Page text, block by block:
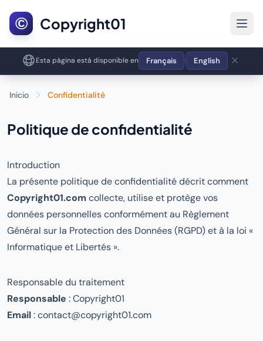
© Copyright01
Esta página está disponible en Français | English
Inicio Confidentialité
Politique de confidentialité
Introduction
La présente politique de confidentialité décrit comment
Copyright01.com collecte, utilise et protège vos
données personnelles conformément au Règlement
Général sur la Protection des Données (RGPD) et à la loi «
Informatique et Libertés ».
Responsable du traitement
Responsable : Copyright01
Email:contact@copyright01.com